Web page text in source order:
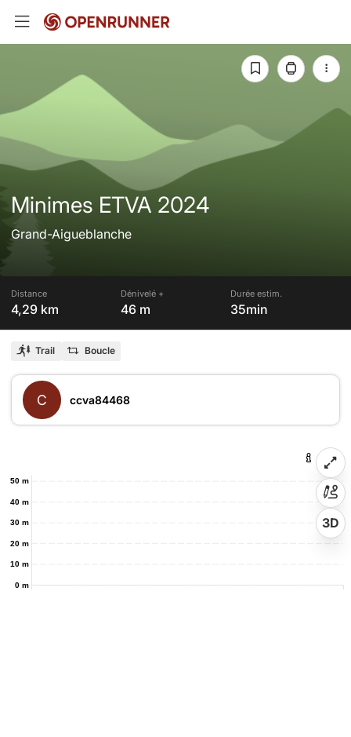
Minimes ETVA 2024
Grand-Aigueblanche
Distance
4,29 km
Dénivelé +
46 m
Durée estim.
35min
Trail Boucle
C ccva84468
0 m
10 m
20 m
30 m
40 m
50 m
3D